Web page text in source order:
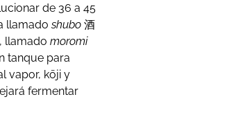
de 36 a 45
llamadoshubo 酒
llamadomoromi
tanque para
vapor, kōji y
fermentar